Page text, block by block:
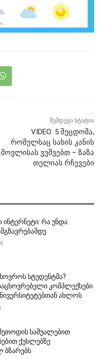
შემდეგი სტატია
VIDEO: 5 შეცდომა,
რომელსაც სახის კანის
მოვლისას ვუშვებთ – ზაზა
თელიას რჩევები
ინტერნეტი: რა უნდა
სტუდენტმა?
კომპლექსები
ახლოს
საშუალებით
ქუსლებზე
ბზარებს